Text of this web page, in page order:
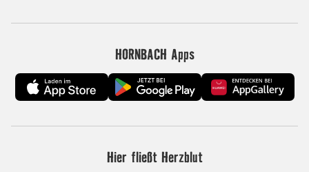
HORNBACH Apps
Hier fließt Herzblut